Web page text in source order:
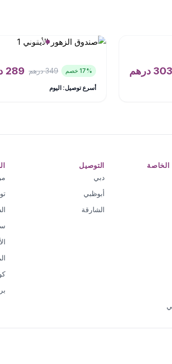
303 درهم 17% خصم 349درهم 289
أسرع توصيل: اليوم
الخاصة
التوصيل
دبي
أبوظبي
الشارقة